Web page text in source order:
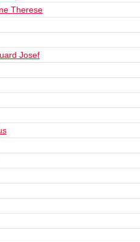
Therese
Josef